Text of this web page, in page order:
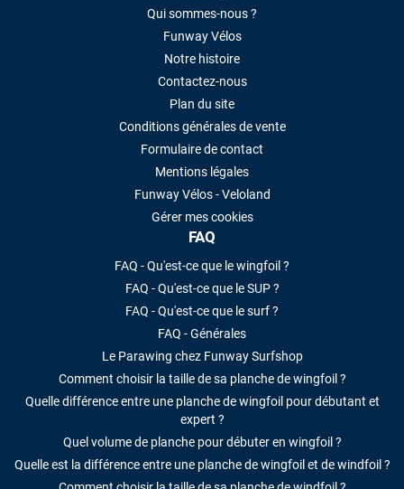
Qui sommes-nous ?
Funway Vélos
Notre histoire
Contactez-nous
Plan du site
Conditions générales de vente
Formulaire de contact
Mentions légales
Funway Vélos - Veloland
Gérer mes cookies
FAQ
FAQ - Qu'est-ce que le wingfoil ?
FAQ - Qu'est-ce que le SUP ?
FAQ - Qu'est-ce que le surf ?
FAQ - Générales
Le Parawing chez Funway Surfshop
Comment choisir la taille de sa planche de wingfoil ?
Quelle différence entre une planche de wingfoil pour débutant et
expert ?
Quel volume de planche pour débuter en wingfoil ?
Quelle est la différence entre une planche de wingfoil et de windfoil ?